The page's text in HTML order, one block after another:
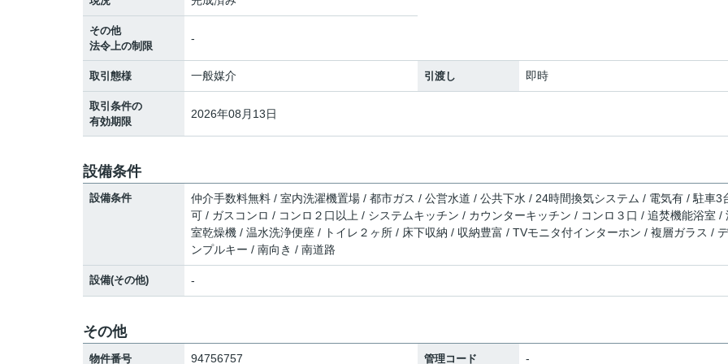
その他
法令上の制限
-
取引態様 一般媒介 引渡し 即時
取引条件の
有効期限
2026年08月13日
設備条件
設備条件
仲介手数料無料 / 室内洗濯機置場 / 都市ガス / 公営水道 / 公共下水 / 24時間換気システム / 電気有 / 駐車3
可 / ガスコンロ / コンロ２口以上 / システムキッチン / カウンターキッチン / コンロ３口 / 追焚機能浴室 /
室乾燥機 / 温水洗浄便座 / トイレ２ヶ所 / 床下収納 / 収納豊富 / TVモニタ付インターホン / 複層ガラス /
ンプルキー / 南向き / 南道路
設備(その他) -
その他
物件番号 94756757 管理コード -